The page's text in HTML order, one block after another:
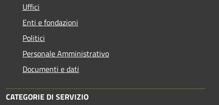
Uffici
Enti e fondazioni
Politici
Personale Amministrativo
Documenti e dati
CATEGORIE DI SERVIZIO